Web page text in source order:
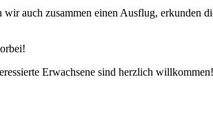
auch zusammen einen Ausflug, erkunden
Erwachsene sind herzlich willkommen!